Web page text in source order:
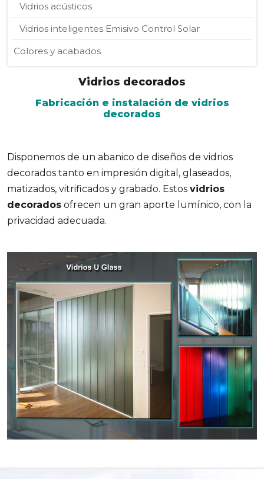
Vidrios acústicos
Vidrios inteligentes Emisivo Control Solar
Colores y acabados
Vidrios decorados
Fabricación e instalación de vidrios
decorados
Disponemos de un abanico de diseños de vidrios
decorados tanto en impresión digital, glaseados,
matizados, vitrificados y grabado. Estos vidrios
decorados ofrecen un gran aporte lumínico, con la
privacidad adecuada.